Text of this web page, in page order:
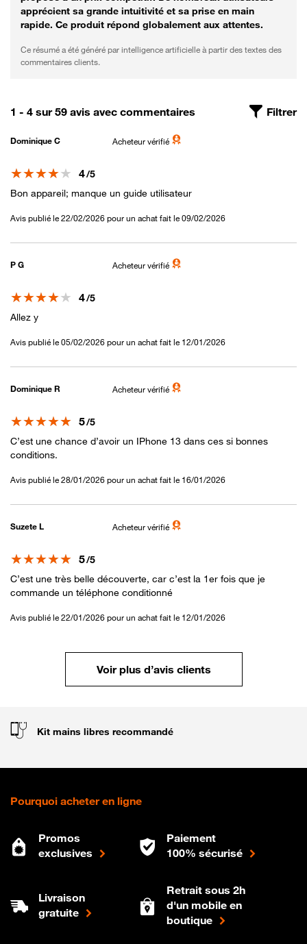
apprécient sa grande intuitivité et sa prise en main
rapide. Ce produit répond globalement aux attentes.
Ce résumé a été généré par intelligence artificielle à partir des textes des
commentaires clients.
1 - 4 sur 59 avis avec commentaires Filtrer
Dominique C Acheteur vérifié
Note
4/5
Bon appareil; manque un guide utilisateur
Avis publié le 22/02/2026 pour un achat fait le 09/02/2026
P G Acheteur vérifié
Note
4/5
Allez y
Avis publié le 05/02/2026 pour un achat fait le 12/01/2026
Dominique R Acheteur vérifié
Note
5/5
C’est une chance d’avoir un IPhone 13 dans ces si bonnes
conditions.
Avis publié le 28/01/2026 pour un achat fait le 16/01/2026
Suzete L Acheteur vérifié
Note
5/5
C’est une très belle découverte, car c’est la 1er fois que je
commande un téléphone conditionné
Avis publié le 22/01/2026 pour un achat fait le 12/01/2026
Voir plus d’avis clients
Kit mains libres recommandé
Pourquoi acheter en ligne
Promos
exclusives
Paiement
100% sécurisé
Livraison
gratuite
Retrait sous 2h
d'un mobile en
boutique